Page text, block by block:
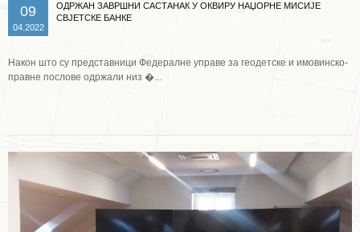
09
04.2022
ОДРЖАН ЗАВРШНИ САСТАНАК У ОКВИРУ НАЏОРНЕ МИСИЈЕ
СВЈЕТСКЕ БАНКЕ
Након што су представници Федералне управе за геодетске и имовинско-
правне послове одржали низ �...